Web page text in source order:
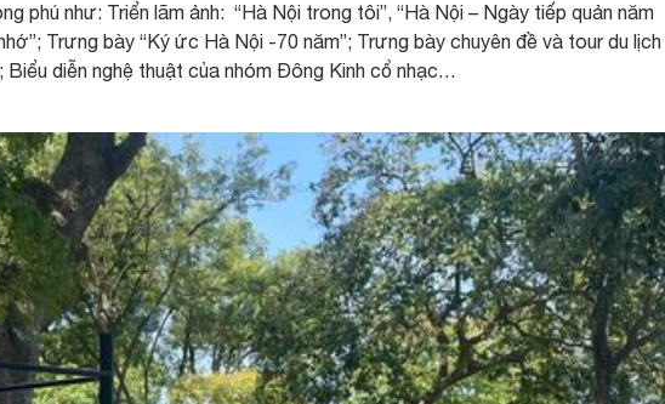
phú như: Triển lãm ảnh: “Hà Nội trong tôi”, “Hà Nội – Ngày tiếp quản năm
Trưng bày “Ký ức Hà Nội -70 năm”; Trưng bày chuyên đề và tour du lịch
Biểu diễn nghệ thuật của nhóm Đông Kinh cổ nhạc…